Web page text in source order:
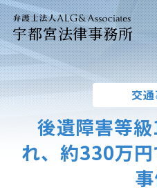
宇都宮法律事務所
交
後遺障害等
れ、約330万